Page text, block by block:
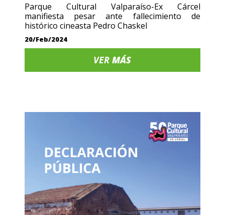
Parque Cultural Valparaíso-Ex Cárcel
manifiesta pesar ante fallecimiento de
histórico cineasta Pedro Chaskel
20/Feb/2024
VERMÁS